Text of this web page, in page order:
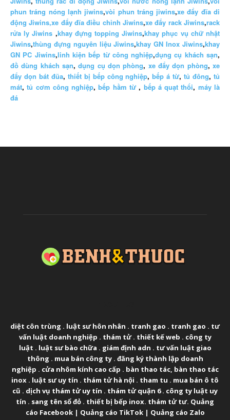
phun tráng nóng lạnh jiwins,vòi phun tráng jiwins,xe đẩy đĩa di
động Jiwins,xe đẩy đĩa điều chỉnh Jiwins,xe đẩy rack Jiwins,rack
rửa ly Jiwins ,khay đựng topping Jiwins,khay phục vụ chữ nhật
Jiwins,thùng đựng nguyên liệu Jiwins,khay GN Inox Jiwins,khay
GN PC Jiwins,linh kiện bếp từ công nghiệp,dụng cụ khách sạn,
đồ dùng khách sạn,dụng cụ dọn phòng, xe đẩy dọn phòng,xe
đẩy dọn bát đũa, thiết bị bếp công nghiệp,bếp á từ,tủ đông,tủ
mát,tủ cơm công nghiệp,bếp hầm từ , bếp á quạt thổi, máy là
đá
diệt côn trùng . luật sư hôn nhân . tranh gao . tranh gao . tư
vấn luật doanh nghiệp . thám tử. thiết kế web . công ty
luật . luật sư bào chữa . giám định adn . tư vấn luật giao
thông . mua bán công ty. đăng ký thành lập doanh
nghiệp . cửa nhôm kính cao cấp . bàn thao tác, bàn thao tác
inox . luật sư uy tín . thám tử hà nội . tham tu . mua bán ô tô
cũ . dịch vụ thám tử uy tín . thám tử quận 6. công ty luật uy
tín . sang tên sổ đỏ . thiết bị bếp inox. thám tử tư. Quảng
cáo Facebook| Quảng cáo TikTok| Quảng cáo Zalo